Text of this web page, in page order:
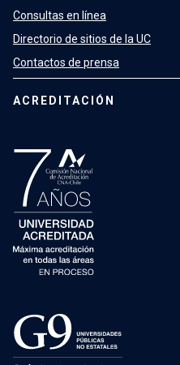
Consultas en línea
Directorio de sitios de la UC
Contactos de prensa
ACREDITACIÓN